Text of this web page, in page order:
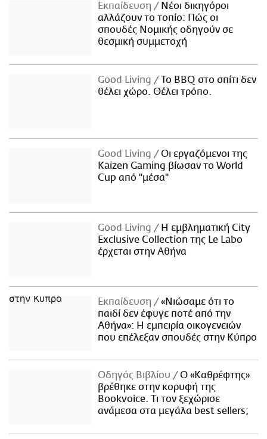
Εκπαίδευση
Νέοι δικηγόροι
αλλάζουν το τοπίο: Πώς οι
σπουδές Νομικής οδηγούν σε
θεσμική συμμετοχή
Good Living
Το BBQ στο σπίτι δεν
θέλει χώρο. Θέλει τρόπο.
Good Living
Οι εργαζόμενοι της
Kaizen Gaming βίωσαν το World
Cup από "μέσα"
Good Living
Η εμβληματική City
Exclusive Collection της Le Labo
έρχεται στην Αθήνα
Εκπαίδευση
«Νιώσαμε ότι το
παιδί δεν έφυγε ποτέ από την
Αθήνα»: Η εμπειρία οικογενειών
που επέλεξαν σπουδές στην Κύπρο
Οδηγός Βιβλίου
Ο «Καθρέφτης»
βρέθηκε στην κορυφή της
Bookvoice. Τι τον ξεχώρισε
ανάμεσα στα μεγάλα best sellers;